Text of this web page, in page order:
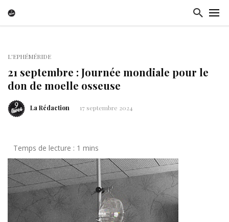
L'EPHÉMÉRIDE
21 septembre : Journée mondiale pour le
don de moelle osseuse
La Rédaction 17 septembre 2024